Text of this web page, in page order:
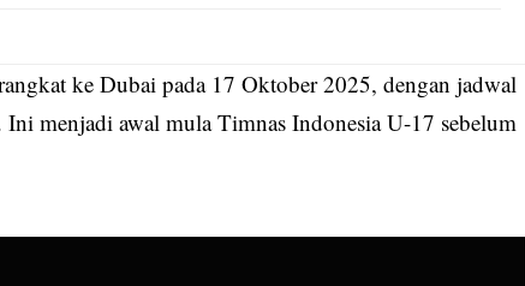
ke Dubai pada 17 Oktober 2025, dengan jadwal
Ini menjadi awal mula Timnas Indonesia U-17 sebelum